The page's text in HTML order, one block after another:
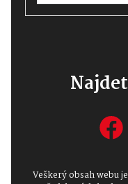
Veškerý obsah webu